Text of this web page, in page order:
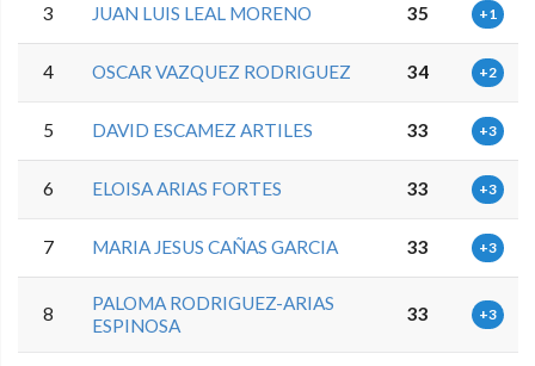
3 JUAN LUIS LEAL MORENO 35 +1
4 OSCAR VAZQUEZ RODRIGUEZ 34 +2
5 DAVID ESCAMEZ ARTILES 33 +3
6 ELOISA ARIAS FORTES 33 +3
7 MARIA JESUS CAÑAS GARCIA 33 +3
8
PALOMA RODRIGUEZ-ARIAS
ESPINOSA
33 +3